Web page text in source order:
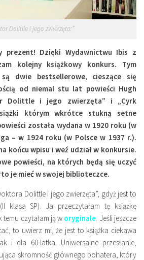
Dolitlle i jego zwierzęta:”
prezent! Dzięki Wydawnictwu Ibis z
kolejny książkowy konkurs. Tym
dwie bestsellerowe, cieszące się
od niemal stu lat powieści Hugh
Dolittle i jego zwierzęta” i „Cyrk
którym wkrótce stukną setne
została wydana w 1920 roku (w
– w 1924 roku (w Polsce w 1937 r.).
końcu wpisu i weź udział w konkursie.
powieści, na których będą się uczyć
je mieć w swojej biblioteczce.
Dolittle i jego zwierzęta”, gdyż jest to
klasa SP). Ja przeczytałam tę książkę
temu czytałam ją w oryginale . Jeśli jeszcze
to uwierz mi, że jest to książka ciekawa
i dla 60-latka. Uniwersalne przesłanie,
skromność głównego bohatera, który